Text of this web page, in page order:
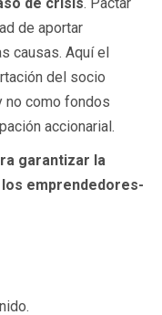
de aportar
causas. Aquí el
del socio
no como fondos
accionarial.
garantizar la
emprendedores-